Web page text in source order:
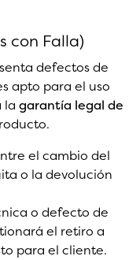
con Falla)
defectos de
apto para el uso
la garantía legal de
el cambio del
o la devolución
o defecto de
el retiro a
para el cliente.